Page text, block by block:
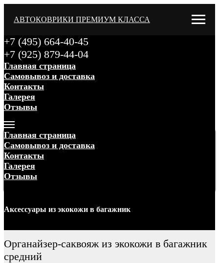
АВТОКОВРИКИ ПРЕМИУМ КЛАССА
+7 (495) 664-40-45
+7 (925) 879-44-04
Главная страница
Самовывоз и доставка
Контакты
Галерея
Отзывы
Главная страница
Самовывоз и доставка
Контакты
Галерея
Отзывы
Аксессуары из экокожи в багажник
Органайзер-саквояж из экокожи в багажник
средний